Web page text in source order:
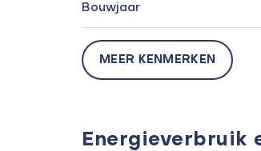
Bouwjaar
MEER KENMERKEN
Energieverbruik